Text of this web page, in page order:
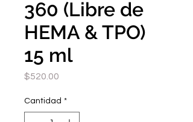
360 (Libre de
HEMA & TPO)
15 ml
$520.00
Cantidad *